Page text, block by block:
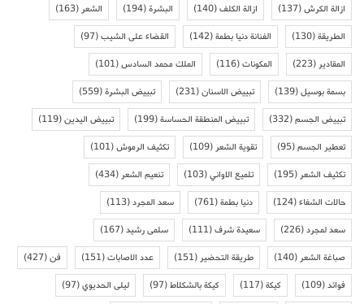
ازالة الكرش(137) ازالة الكلف(140) البشرة(194) الشعر(163)
الطريقة(130) الفنانة دنيا بطمة(142) القضاء على الشيب(97)
المقادير(223) المكونات(116) الملك محمد السادس(101)
بسمة بوسيل(139) تبييض الاسنان(231) تبييض البشرة(559)
تبييض الجسم(332) تبييض المنطقة الحساسة(199) تبييض اليدين(119)
تعطير الجسم(95) تقوية الشعر(109) تكثيف الرموش(101)
تكثيف الشعر(195) تلميع الاواني(103) تنعيم الشعر(434)
حالات الشفاء(124) دنيا بطمة(761) سعد المجرد(113)
سعد لمجرد(226) سعيدة شرف(111) سلمى رشيد(167)
صباغة الشعر(140) طريقة التحضير(151) عدد الاصابات(151) فن(427)
فوائد(109) كيكة(117) كيكة بالشكلاط(97) ليلى الحديوي(97)